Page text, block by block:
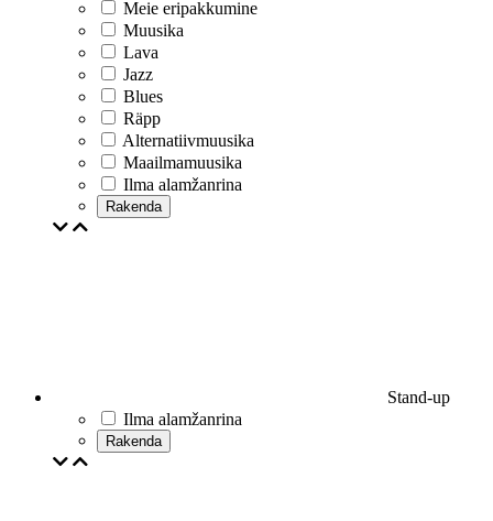
Meie eripakkumine
Muusika
Lava
Jazz
Blues
Räpp
Alternatiivmuusika
Maailmamuusika
Ilma alamžanrina
Rakenda
Stand-up
Ilma alamžanrina
Rakenda